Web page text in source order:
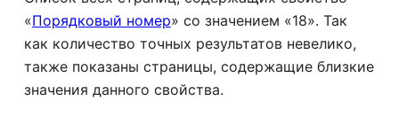
«Порядковый номер» со значением «18». Так
как количество точных результатов невелико,
также показаны страницы, содержащие близкие
значения данного свойства.